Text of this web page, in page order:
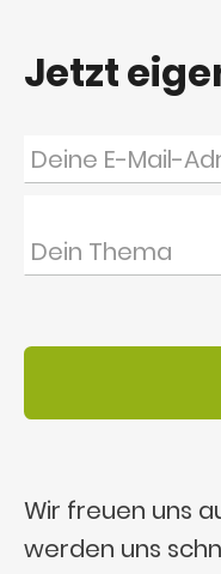
Jetzt
Wir freuen uns
werden uns